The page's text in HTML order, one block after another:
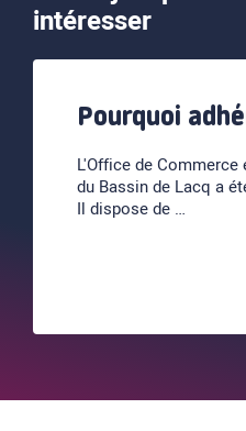
intéresser
Pourquoi
L'Office de Commerce
du Bassin de Lacq a
Il dispose de …